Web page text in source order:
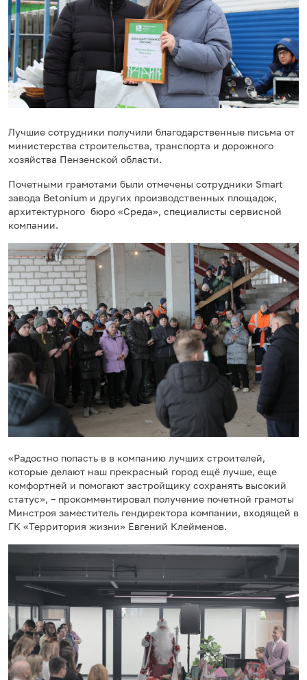
Лучшие сотрудники получили благодарственные письма от
министерства строительства, транспорта и дорожного
хозяйства Пензенской области.
Почетными грамотами были отмечены сотрудники Smart
завода Betonium и других производственных площадок,
архитектурного бюро «Среда», специалисты сервисной
компании.
«Радостно попасть в в компанию лучших строителей,
которые делают наш прекрасный город ещё лучше, еще
комфортней и помогают застройщику сохранять высокий
статус», – прокомментировал получение почетной грамоты
Минстроя заместитель гендиректора компании, входящей в
ГК «Территория жизни» Евгений Клейменов.